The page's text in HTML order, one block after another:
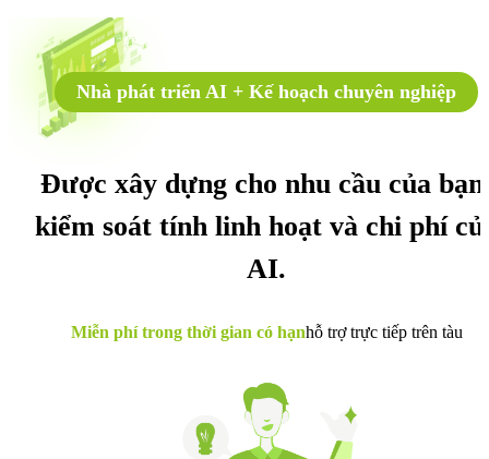
Nhà phát triển AI + Kế hoạch chuyên nghiệp
Được xây dựng cho nhu cầu của
kiểm soát tính linh hoạt và chi phí
AI.
Miễn phí trong thời gian có hạnhỗ trợ trực tiếp trên tàu